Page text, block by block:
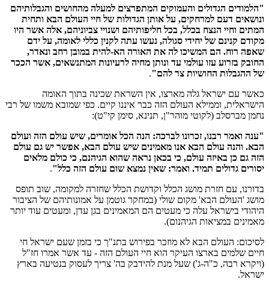
"הלמודים הגדולים והעמוקים המתפרצים למעלה מהחושים והגבלותיהם
ונושאים דעם למרחקים, על אותן הגדולות של חיי העולם הבא ותחית
המתים וחיי הנצח בכלל, בכל חליפותיהם ושנויי צביוניהם, אלה אשר היו
מקודם קנינם של יחידי סגולה, נעשו עתה לקנין כללי לאומה, על ידם
שאפה רוח. הם המשיכו לה את האורה הא-להית במובן רחב ונאדר,
החובק בזרוע עזו עולמי עד ונותן מחיה לרעיונות המתנשאים, אשר הככר
של ההגבלות החושיות צר להם".
כאשר עם ישראל גלה מארצו, אין השראת שכינה בתוך האומה
הישראלית, וממילא העולם הזה כבר איננו קיים. כפי שמובא משמו של רבי
נחמן מברסלב (לקוטי מוהר"ן, תנינא, סימן קי"ט):
"ענה ואמר רבנו, זכרונו לברכה: הנה הכל אומרים, שיש עולם הזה ועולם
הבא. והנה עולם הבא אנו מאמינים שיש עולם הבא, אפשר יש גם עולם
הזה גם כן באיזה עולם, כי בכאן נראה שהוא הגיהנם, כי כולם מלאים
יסורים גדולים תמיד. ואמר: שאין נמצא שום עולם הזה כלל".
בדורנו, עם חזרת מושג הכלל וקדושת הכלל שחזרה למקומה, שוב תופס
מושג 'העולם הבא' מקום שולי (במחקר גוטמן על אמונותיהם של הציבור
היהודי בישראל עלה כי מעטים הם המאמינים בגן עדן, ומעטים עוד יותר
מאמינים במציאות הגיהנום).
לסיכום: העולם הבא לא מוזכר בפירוש בתנ"ך כי בזמן שעם ישראל חי
חיים שלמים בארצו העיקר הוא חיי העולם הזה - עד אשר אמרו חז"ל
(ויקרא רבה, כ"ה-ג') שעל מנת להידבק בה' צריך לעסוק בנטיעה בארץ
ישראל.